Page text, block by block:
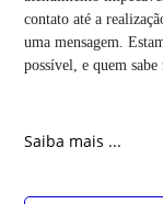
contato até a
uma mensagem.
possível, e quem
Saiba mais ...